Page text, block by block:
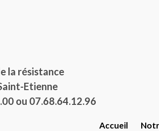
Accueil
la résistance
Etienne
ou 07.68.64.12.96